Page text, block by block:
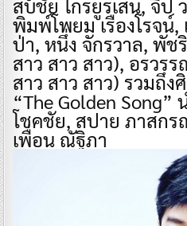
สบชัย ไกรยูรเสน, จี๊ป
พิมพ์โพยม เรืองโรจน์,
ป่า, หนึ่ง จักรวาล, พั
สาว สาว สาว), อรวร
สาว สาว สาว) รวมถึ
“The Golden Song”
โชคชัย, สปาย ภาสก
เพื่อน ณัฐิภา